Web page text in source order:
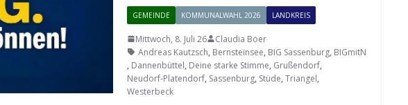
GEMEINDE KOMMUNALWAHL 2026 LANDKREIS
Mittwoch, 8. Juli 26
Claudia Böer
Andreas Kautzsch, Bernsteinsee, BIG Sassenburg, BIGmitN
, Dannenbüttel, Deine starke Stimme, Grußendorf,
Neudorf-Platendorf, Sassenburg, Stüde, Triangel,
Westerbeck